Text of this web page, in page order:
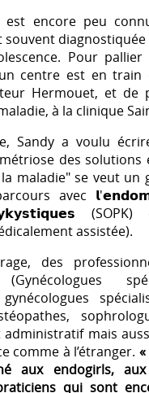
est encore peu
souvent
Pour
centre est en
Hermouet, et de
à la clinique
Sandy a voulu
des solutions
maladie" se veut un
avec
assistée).
des
(Gynécologues
administratif mais
comme à l’étranger.
aux endogirls,
qui sont